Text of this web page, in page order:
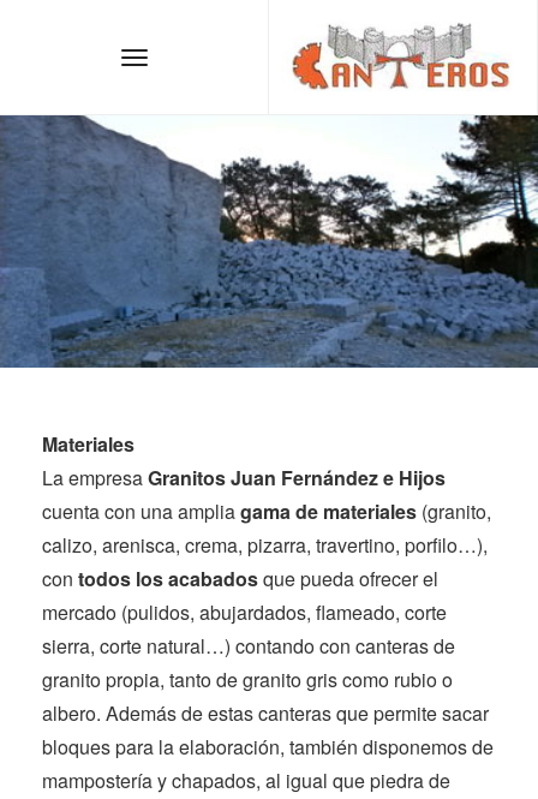
Materiales
La empresaGranitos Juan Fernández e Hijos
cuenta con una ampliagama de materiales (granito,
calizo, arenisca, crema, pizarra, travertino, porfilo…),
con todos los acabadosque pueda ofrecer el
mercado (pulidos, abujardados, flameado, corte
sierra, corte natural…) contando con canteras de
granito propia, tanto de granito gris como rubio o
albero. Además de estas canteras que permite sacar
bloques para la elaboración, también disponemos de
mampostería y chapados, al igual que piedra de